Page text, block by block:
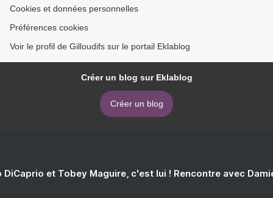
Cookies et données personnelles
Préférences cookies
Voir le profil de Gilloudifs sur le portail Eklablog
Créer un blog sur Eklablog
Créer un blog
DiCaprio et Tobey Maguire, c'est lui ! Rencontre avec